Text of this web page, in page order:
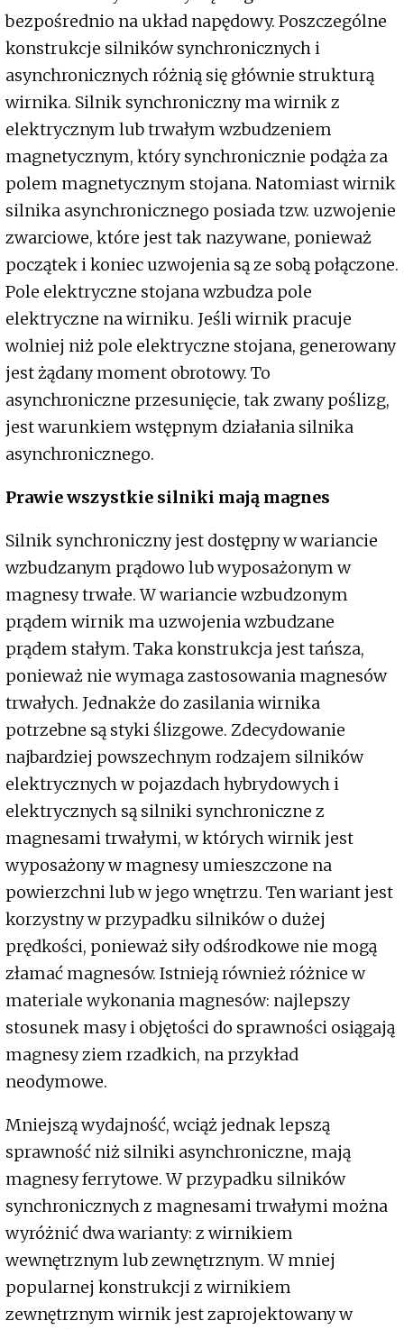
bezpośrednio na układ napędowy. Poszczególne
konstrukcje silników synchronicznych i
asynchronicznych różnią się głównie strukturą
wirnika. Silnik synchroniczny ma wirnik z
elektrycznym lub trwałym wzbudzeniem
magnetycznym, który synchronicznie podąża za
polem magnetycznym stojana. Natomiast wirnik
silnika asynchronicznego posiada tzw. uzwojenie
zwarciowe, które jest tak nazywane, ponieważ
początek i koniec uzwojenia są ze sobą połączone.
Pole elektryczne stojana wzbudza pole
elektryczne na wirniku. Jeśli wirnik pracuje
wolniej niż pole elektryczne stojana, generowany
jest żądany moment obrotowy. To
asynchroniczne przesunięcie, tak zwany poślizg,
jest warunkiem wstępnym działania silnika
asynchronicznego.
Prawie wszystkie silniki mają magnes
Silnik synchroniczny jest dostępny w wariancie
wzbudzanym prądowo lub wyposażonym w
magnesy trwałe. W wariancie wzbudzonym
prądem wirnik ma uzwojenia wzbudzane
prądem stałym. Taka konstrukcja jest tańsza,
ponieważ nie wymaga zastosowania magnesów
trwałych. Jednakże do zasilania wirnika
potrzebne są styki ślizgowe. Zdecydowanie
najbardziej powszechnym rodzajem silników
elektrycznych w pojazdach hybrydowych i
elektrycznych są silniki synchroniczne z
magnesami trwałymi, w których wirnik jest
wyposażony w magnesy umieszczone na
powierzchni lub w jego wnętrzu. Ten wariant jest
korzystny w przypadku silników o dużej
prędkości, ponieważ siły odśrodkowe nie mogą
złamać magnesów. Istnieją również różnice w
materiale wykonania magnesów: najlepszy
stosunek masy i objętości do sprawności osiągają
magnesy ziem rzadkich, na przykład
neodymowe.
Mniejszą wydajność, wciąż jednak lepszą
sprawność niż silniki asynchroniczne, mają
magnesy ferrytowe. W przypadku silników
synchronicznych z magnesami trwałymi można
wyróżnić dwa warianty: z wirnikiem
wewnętrznym lub zewnętrznym. W mniej
popularnej konstrukcji z wirnikiem
zewnętrznym wirnik jest zaprojektowany w